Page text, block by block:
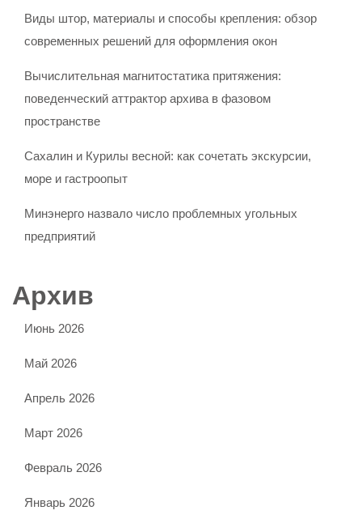
Виды штор, материалы и способы крепления: обзор
современных решений для оформления окон
Вычислительная магнитостатика притяжения:
поведенческий аттрактор архива в фазовом
пространстве
Сахалин и Курилы весной: как сочетать экскурсии,
море и гастроопыт
Минэнерго назвало число проблемных угольных
предприятий
Архив
Июнь 2026
Май 2026
Апрель 2026
Март 2026
Февраль 2026
Январь 2026